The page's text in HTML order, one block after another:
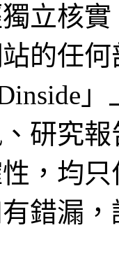
立核
的任
研究
，均
錯漏